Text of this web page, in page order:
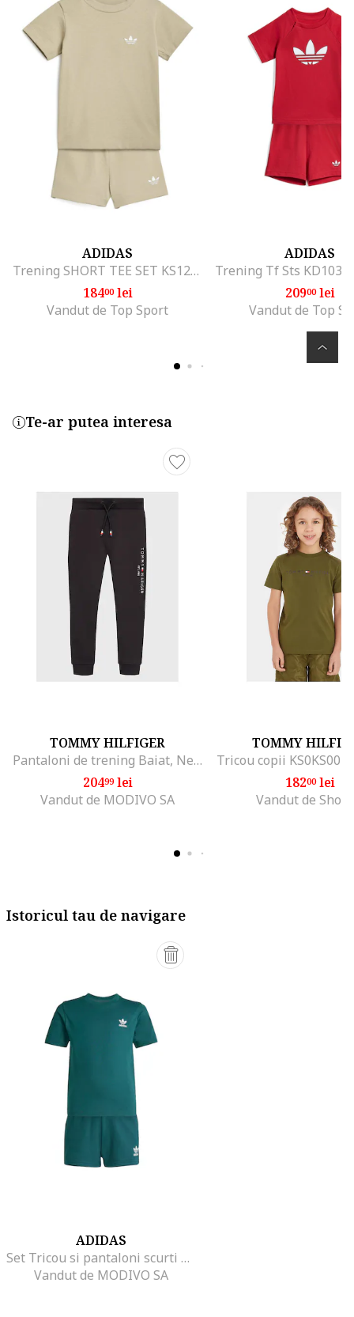
ADIDAS
Trening SHORT TEE SET KS1256
18400lei
Vandut de Top Sport
ADIDAS
20900lei
Vandut de Top
Te-ar putea interesa
TOMMY HILFIGER
Pantaloni de trening Baiat, Negru, 100% bumbac, 4Y
20499lei
Vandut de MODIVO SA
TOMMY
Tricou copii
18200lei
Vandut de
Istoricul tau de navigare
ADIDAS
Set Tricou si pantaloni scurti Unisex Copii, verde,
Vandut de MODIVO SA